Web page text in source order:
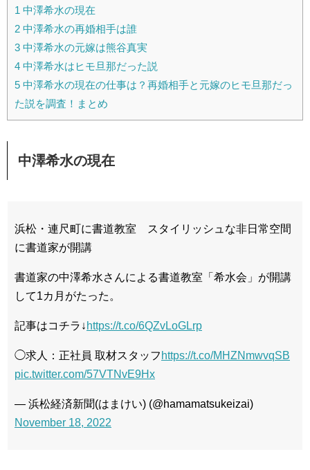
1 中澤希水の現在
2 中澤希水の再婚相手は誰
3 中澤希水の元嫁は熊谷真実
4 中澤希水はヒモ旦那だった説
5 中澤希水の現在の仕事は？再婚相手と元嫁のヒモ旦那だっ
た説を調査！まとめ
中澤希水の現在
浜松・連尺町に書道教室 スタイリッシュな非日常空間
に書道家が開講
書道家の中澤希水さんによる書道教室「希水会」が開講
して1カ月がたった。
記事はコチラ↓ https://t.co/6QZvLoGLrp
◯求人：正社員 取材スタッフ https://t.co/MHZNmwvqSB
pic.twitter.com/57VTNvE9Hx
— 浜松経済新聞(はまけい) (@hamamatsukeizai)
November 18, 2022